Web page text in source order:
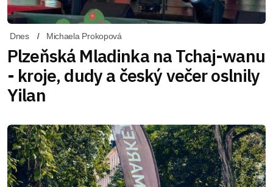
Dnes Michaela Prokopová
Plzeňská Mladinka na Tchaj-wanu
- kroje, dudy a český večer oslnily
Yilan